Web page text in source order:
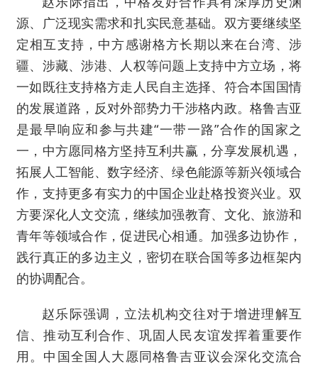
源、广泛现实需求和扎实民意基础。双方要继续坚
定相互支持，中方感谢格方长期以来在台湾、涉
疆、涉藏、涉港、人权等问题上支持中方立场，将
一如既往支持格方走人民自主选择、符合本国国情
的发展道路，反对外部势力干涉格内政。格鲁吉亚
是最早响应和参与共建“一带一路”合作的国家之
一，中方愿同格方坚持互利共赢，分享发展机遇，
拓展人工智能、数字经济、绿色能源等新兴领域合
作，支持更多有实力的中国企业赴格投资兴业。双
方要深化人文交流，继续加强教育、文化、旅游和
青年等领域合作，促进民心相通。加强多边协作，
践行真正的多边主义，密切在联合国等多边框架内
的协调配合。
赵乐际强调，立法机构交往对于增进理解互
信、推动互利合作、巩固人民友谊发挥着重要作
用。中国全国人大愿同格鲁吉亚议会深化交流合